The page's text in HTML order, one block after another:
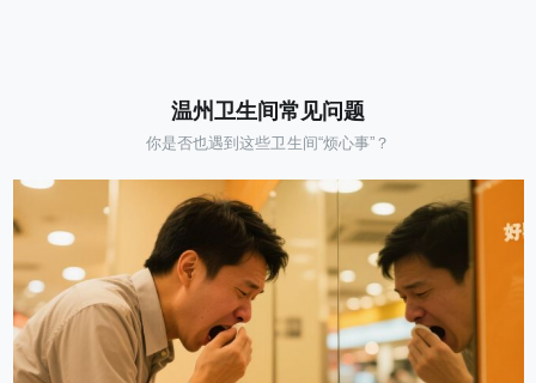
温州卫生间常见问题
你是否也遇到这些卫生间“烦心事”？